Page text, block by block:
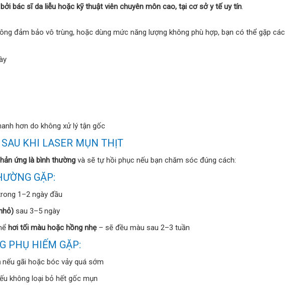
bác sĩ da liễu hoặc kỹ thuật viên chuyên môn cao, tại cơ sở y tế uy tín.
đảm bảo vô trùng, hoặc dùng mức năng lượng không phù hợp, bạn có thể gặp các
hơn do không xử lý tận gốc
KHI LASER MỤN THỊT
ứng là bình thường và sẽ tự hồi phục nếu bạn chăm sóc đúng cách:
GẶP:
1–2 ngày đầu
sau 3–5 ngày
hơi tối màu hoặc hồng nhẹ – sẽ đều màu sau 2–3 tuần
PHỤ HIẾM GẶP:
nếu gãi hoặc bóc vảy quá sớm
không loại bỏ hết gốc mụn